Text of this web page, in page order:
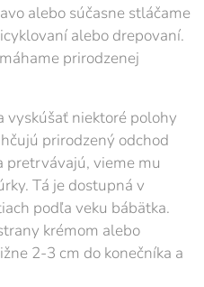
alebo súčasne stláčame
alebo drepovaní.
prirodzenej
vyskúšať niektoré polohy
prirodzený odchod
pretrvávajú, vieme mu
Tá je dostupná v
podľa veku bábätka.
krémom alebo
2-3 cm do konečníka a